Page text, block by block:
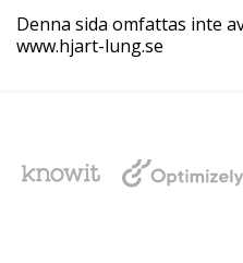
Denna sida omfattas inte
www.hjart-lung.se